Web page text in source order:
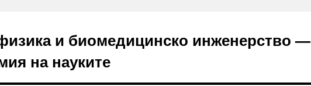
и биомедицинско инженерство —
на науките